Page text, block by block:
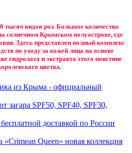
тысяч видов роз. Большое количество
солнечном Крымском полуострове, где
Здесь представлен полный комплекс
по уходу за кожей лица на основе
гидролата и экстракта этого поистине
цветка.
из Крыма - официальный
загара SPF50, SPF40, SPF30,
доставкой по России
Queen» новая коллекция